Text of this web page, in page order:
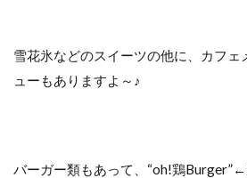
雪花氷などのスイーツの他に、カフェ
ューもありますよ～♪
バーガー類もあって、“oh!鶏Burger”←